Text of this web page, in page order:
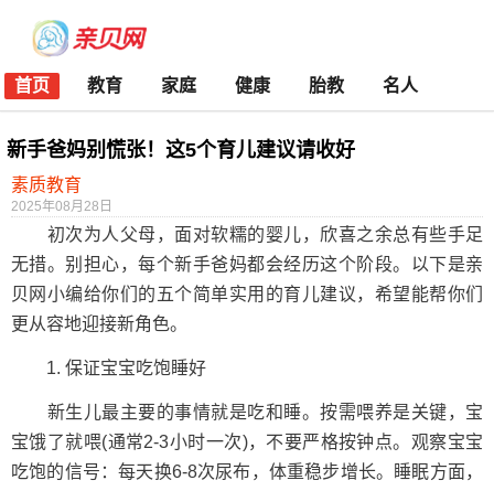
首页 教育 家庭 健康 胎教 名人
新手爸妈别慌张！这5个育儿建议请收好
素质教育
2025年08月28日
初次为人父母，面对软糯的婴儿，欣喜之余总有些手足
无措。别担心，每个新手爸妈都会经历这个阶段。以下是亲
贝网小编给你们的五个简单实用的育儿建议，希望能帮你们
更从容地迎接新角色。
1. 保证宝宝吃饱睡好
新生儿最主要的事情就是吃和睡。按需喂养是关键，宝
宝饿了就喂(通常2-3小时一次)，不要严格按钟点。观察宝宝
吃饱的信号：每天换6-8次尿布，体重稳步增长。睡眠方面，